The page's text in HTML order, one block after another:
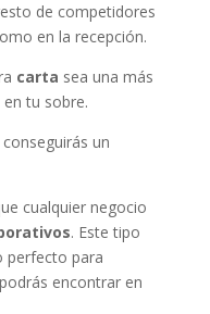
de competidores
en la recepción.
carta sea una más
tu sobre.
conseguirás un
cualquier negocio
. Este tipo
perfecto para
encontrar en